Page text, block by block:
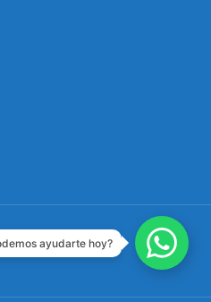
ayudarte hoy?